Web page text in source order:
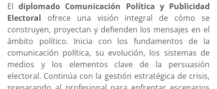
Eldiplomado Comunicación Política y Publicidad
Electoral ofrece una visión integral de cómo se
construyen, proyectan y defienden los mensajes en el
ámbito político. Inicia con los fundamentos de la
comunicación política, su evolución, los sistemas de
medios y los elementos clave de la persuasión
electoral. Continúa con la gestión estratégica de crisis,